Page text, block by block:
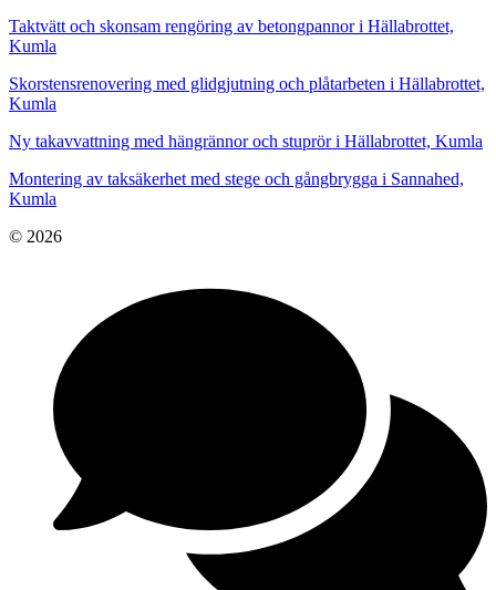
Taktvätt och skonsam rengöring av betongpannor i Hällabrottet,
Kumla
Skorstensrenovering med glidgjutning och plåtarbeten i Hällabrottet,
Kumla
Ny takavvattning med hängrännor och stuprör i Hällabrottet, Kumla
Montering av taksäkerhet med stege och gångbrygga i Sannahed,
Kumla
© 2026